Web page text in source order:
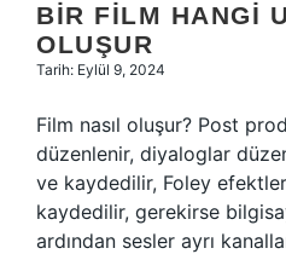
BIR FILM HANGI
OLUŞUR
Tarih: Eylül 9, 2024
Film nasıl oluşur? Post
düzenlenir, diyaloglar
ve kaydedilir, Foley
kaydedilir, gerekirse
ardından sesler ayrı